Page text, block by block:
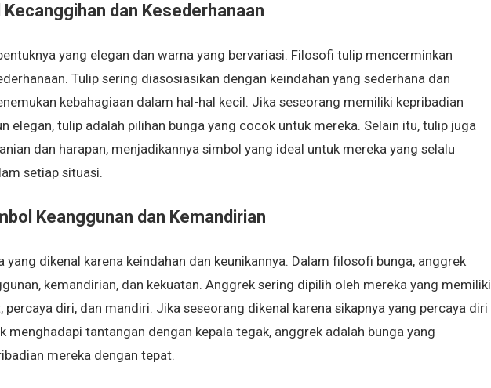
dan Kesederhanaan
yang elegan dan warna yang bervariasi. Filosofi tulip mencerminkan
Tulip sering diasosiasikan dengan keindahan yang sederhana dan
kebahagiaan dalam hal-hal kecil. Jika seseorang memiliki kepribadian
elegan, tulip adalah pilihan bunga yang cocok untuk mereka. Selain itu, tulip juga
dan harapan, menjadikannya simbol yang ideal untuk mereka yang selalu
setiap situasi.
Keanggunan dan Kemandirian
yang dikenal karena keindahan dan keunikannya. Dalam filosofi bunga, anggrek
kemandirian, dan kekuatan. Anggrek sering dipilih oleh mereka yang memiliki
percaya diri, dan mandiri. Jika seseorang dikenal karena sikapnya yang percaya diri
menghadapi tantangan dengan kepala tegak, anggrek adalah bunga yang
mereka dengan tepat.